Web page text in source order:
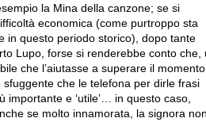
la Mina della canzone; se si
economica (come purtroppo sta
in questo periodo storico), dopo tante
Lupo, forse si renderebbe conto che,
che l’aiutasse a superare il momento
che le telefona per dirle frasi
importante e ‘utile’… in questo caso,
se molto innamorata, la signora